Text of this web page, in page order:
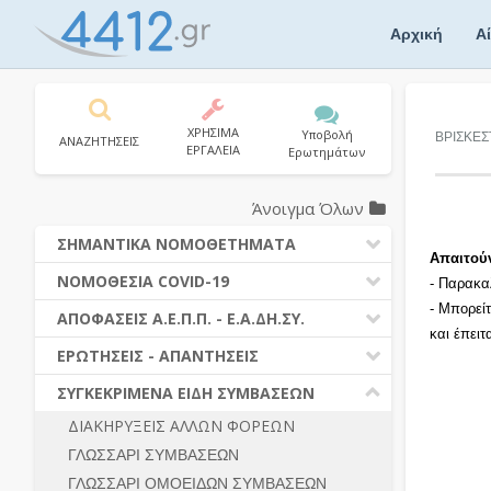
Αρχική
-
-
και
ΑΝΑΖΗΤΗΣΕΙΣ
ΧΡΗΣΙΜΑ
ΕΡΓΑΛΕΙΑ
Υποβολή
Ερωτημάτων
Άνοιγμα Όλων
ΣΗΜΑΝΤΙΚΑ ΝΟΜΟΘΕΤΗΜΑΤΑ
ΔΗΜΟΣΙΕΣ ΣΥΜΒΑΣΕΙΣ (Ν. 4412/2016)
ΔΗΜΟΤΙΚΟΣ ΚΩΔΙΚΑΣ (Ν.3463/2006)
ΚΑΛΛΙΚΡΑΤΗΣ (Ν.3852/2010)
ΝΟΜΟΘΕΣΙΑ - ΝΟΜΟΛΟΓΙΑ (ΣΥΝΟΛΟ)
ΝΟΜΟΘΕΣΙΑ COVID-19
ΝΟΜΟΘΕΣΙΑ - ΝΟΜΟΛΟΓΙΑ COVID -19
ΕΡΩΤΗΣΕΙΣ - ΑΠΑΝΤΗΣΕΙΣ
ΑΠΟΦΑΣΕΙΣ Α.Ε.Π.Π. - Ε.Α.ΔΗ.ΣΥ.
ΠΡΟΔΙΚΑΣΤΙΚΗ ΠΡΟΣΦΥΓΗ
ΓΕΝΙΚΟΙ ΚΑΝΟΝΕΣ
ΔΙΚΑΙΟΥΜΕΝΟΙ ΣΥΜΜΕΤΟΧΗΣ
ΠΡΟΣΦΟΡΕΣ – ΔΙΚΑΙΟΛΟΓΗΤΙΚΑ
ΣΥΜΜΕΤΟΧΗΣ
ΕΡΩΤΗΣΕΙΣ - ΑΠΑΝΤΗΣΕΙΣ
Ν. 4782/2021 - ΤΡΟΠΟΠΟΙΗΣΗ
4412/2016
ΔΙΕΞΑΓΩΓΗ ΔΙΑΔΙΚΑΣΙΑΣ
ΔΙΑΔΙΚΑΣΙΕΣ ΑΝΑΘΕΣΗΣ
ΣΥΓΚΕΚΡΙΜΕΝΑ ΕΙΔΗ ΣΥΜΒΑΣΕΩΝ
ΔΙΑΚΗΡΥΞΕΙΣ ΑΛΛΩΝ ΦΟΡΕΩΝ
ΓΛΩΣΣΑΡΙ ΣΥΜΒΑΣΕΩΝ
ΓΛΩΣΣΑΡΙ ΟΜΟΕΙΔΩΝ ΣΥΜΒΑΣΕΩΝ